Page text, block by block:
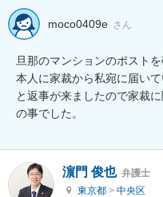
moco0409e さん
旦那のマンションのポスト
本人に家裁から私宛に届い
と返事が来ましたので家裁
の事でした。
濵門 俊也 弁護士
東京都 > 中央区